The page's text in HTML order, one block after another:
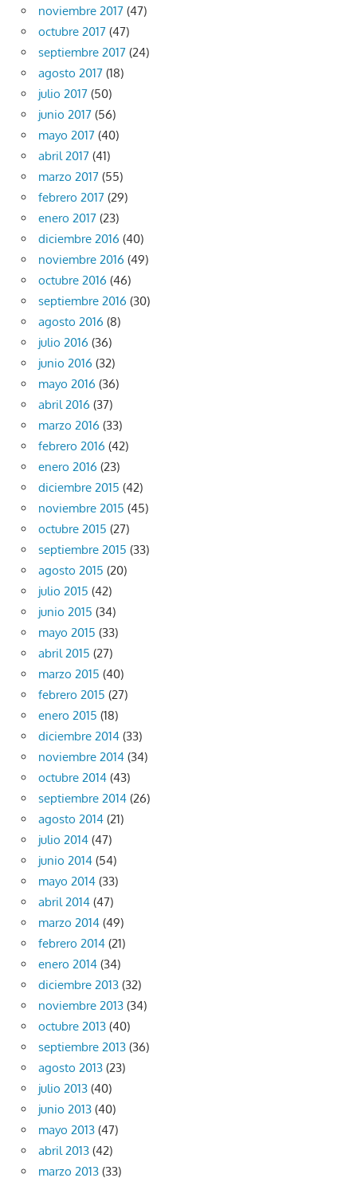
noviembre 2017 (47)
octubre 2017 (47)
septiembre 2017 (24)
agosto 2017 (18)
julio 2017 (50)
junio 2017 (56)
mayo 2017 (40)
abril 2017 (41)
marzo 2017 (55)
febrero 2017 (29)
enero 2017 (23)
diciembre 2016 (40)
noviembre 2016 (49)
octubre 2016 (46)
septiembre 2016 (30)
agosto 2016 (8)
julio 2016 (36)
junio 2016 (32)
mayo 2016 (36)
abril 2016 (37)
marzo 2016 (33)
febrero 2016 (42)
enero 2016 (23)
diciembre 2015 (42)
noviembre 2015 (45)
octubre 2015 (27)
septiembre 2015 (33)
agosto 2015 (20)
julio 2015 (42)
junio 2015 (34)
mayo 2015 (33)
abril 2015 (27)
marzo 2015 (40)
febrero 2015 (27)
enero 2015 (18)
diciembre 2014 (33)
noviembre 2014 (34)
octubre 2014 (43)
septiembre 2014 (26)
agosto 2014 (21)
julio 2014 (47)
junio 2014 (54)
mayo 2014 (33)
abril 2014 (47)
marzo 2014 (49)
febrero 2014 (21)
enero 2014 (34)
diciembre 2013 (32)
noviembre 2013 (34)
octubre 2013 (40)
septiembre 2013 (36)
agosto 2013 (23)
julio 2013 (40)
junio 2013 (40)
mayo 2013 (47)
abril 2013 (42)
marzo 2013 (33)